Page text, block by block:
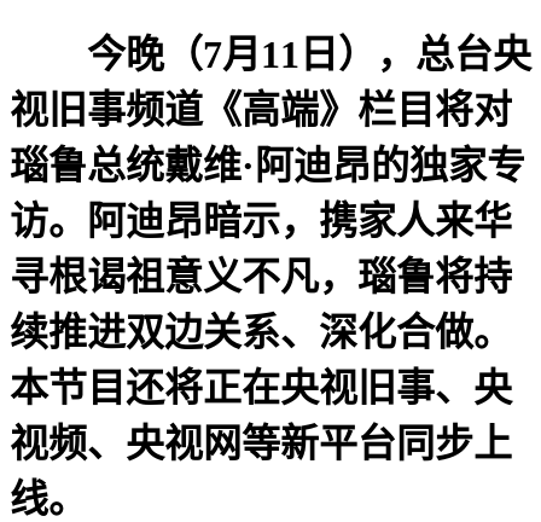
今晚（7月11日），总台央
视旧事频道《高端》栏目将对
瑙鲁总统戴维·阿迪昂的独家专
访。阿迪昂暗示，携家人来华
寻根谒祖意义不凡，瑙鲁将持
续推进双边关系、深化合做。
本节目还将正在央视旧事、央
视频、央视网等新平台同步上
线。